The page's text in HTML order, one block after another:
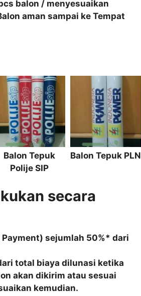
balon / menyesuaikan
aman sampai ke Tempat
Balon Tepuk
Polije SIP
Balon Tepuk PLN
secara
Payment) sejumlah 50%* dari
total biaya dilunasi ketika
akan dikirim atau sesuai
kemudian.